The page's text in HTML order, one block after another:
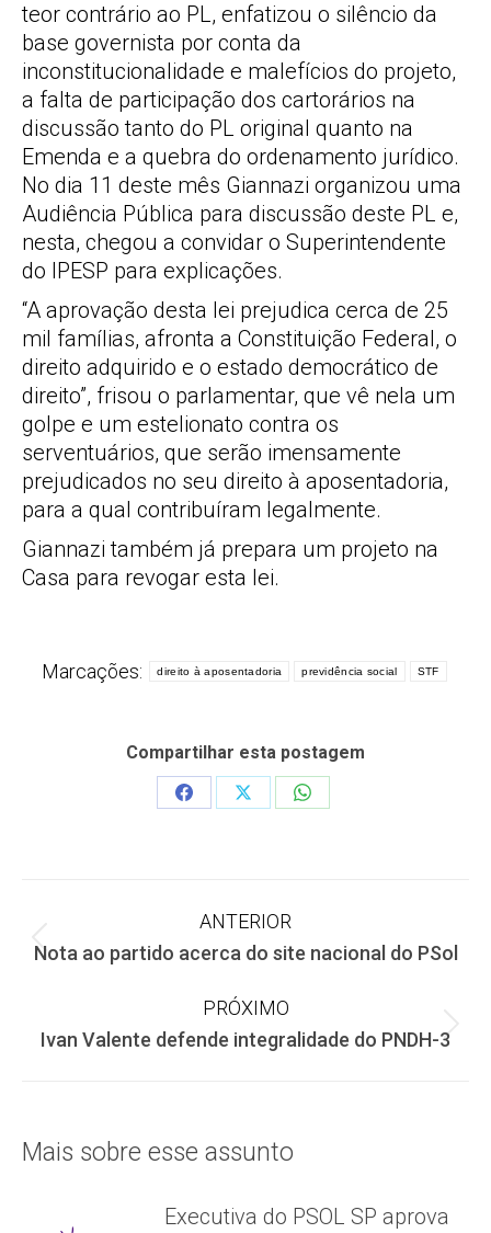
teor contrário ao PL, enfatizou o silêncio da
base governista por conta da
inconstitucionalidade e malefícios do projeto,
a falta de participação dos cartorários na
discussão tanto do PL original quanto na
Emenda e a quebra do ordenamento jurídico.
No dia 11 deste mês Giannazi organizou uma
Audiência Pública para discussão deste PL e,
nesta, chegou a convidar o Superintendente
do IPESP para explicações.
“A aprovação desta lei prejudica cerca de 25
mil famílias, afronta a Constituição Federal, o
direito adquirido e o estado democrático de
direito”, frisou o parlamentar, que vê nela um
golpe e um estelionato contra os
serventuários, que serão imensamente
prejudicados no seu direito à aposentadoria,
para a qual contribuíram legalmente.
Giannazi também já prepara um projeto na
Casa para revogar esta lei.
Marcações: direito à aposentadoria previdência social STF
Compartilhar esta postagem
Share
Share
Share
Navegação
de
post:
ANTERIOR
Post
Nota ao partido acerca do site nacional do PSol
PRÓXIMO
Próximo
Ivan Valente defende integralidade do PNDH-3
Mais sobre esse assunto
Executiva do PSOL SP aprova